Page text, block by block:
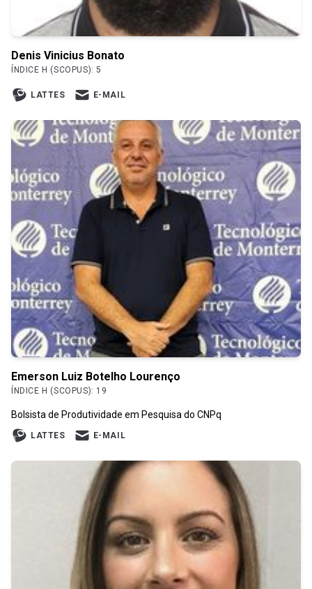
Denis Vinicius Bonato
ÍNDICE H (SCOPUS): 5
LATTES E-MAIL
Emerson Luiz Botelho Lourenço
ÍNDICE H (SCOPUS): 19
Bolsista de Produtividade em Pesquisa do CNPq
LATTES E-MAIL